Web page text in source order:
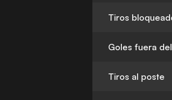
Tiros
Goles fuera
Tiros al poste